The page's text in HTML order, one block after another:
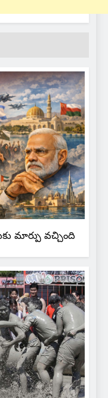
మార్పు వచ్చింది